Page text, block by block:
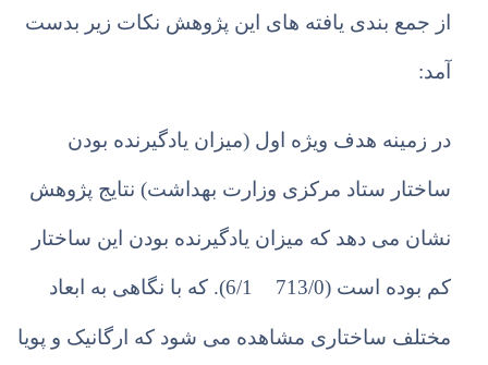
از جمع بندی یافته های این پژوهش نکات زیر بدست
آمد:
در زمینه هدف ویژه اول (میزان یادگیرنده بودن
ساختار ستاد مرکزی وزارت بهداشت) نتایج پژوهش
نشان می دهد که میزان یادگیرنده بودن این ساختار
کم بوده است (713/0 6/1). که با نگاهی به ابعاد
مختلف ساختاری مشاهده می شود که ارگانیک و پویا